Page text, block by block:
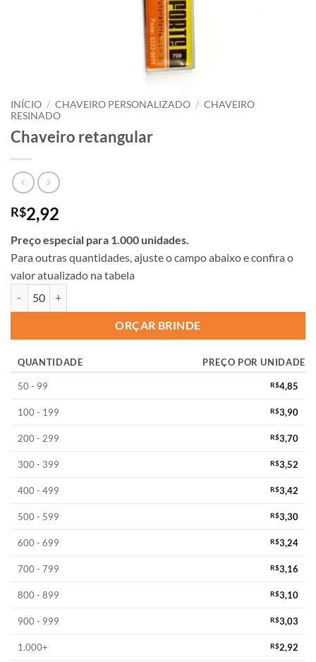
INÍCIO / CHAVEIRO PERSONALIZADO / CHAVEIRO
RESINADO
Chaveiro retangular
R$2,92
Preço especial para 1.000 unidades.
Para outras quantidades, ajuste o campo abaixo e confira o
valor atualizado na tabela
ORÇAR BRINDE
QUANTIDADE PREÇO POR UNIDADE
50 - 99 R$4,85
100 - 199 R$3,90
200 - 299 R$3,70
300 - 399 R$3,52
400 - 499 R$3,42
500 - 599 R$3,30
600 - 699 R$3,24
700 - 799 R$3,16
800 - 899 R$3,10
900 - 999 R$3,03
1.000+ R$2,92